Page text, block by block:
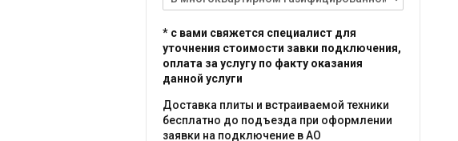
* с вами свяжется специалист для
уточнения стоимости завки подключения,
оплата за услугу по факту оказания
данной услуги
Доставка плиты и встраиваемой техники
бесплатно до подъезда при оформлении
заявки на подключение в АО